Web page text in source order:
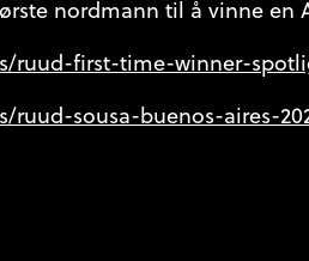
nordmann til å vinne en
ruud-first-time-winner-
ruud-sousa-buenos-aires-